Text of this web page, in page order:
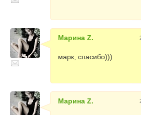
Марина Z.
марк, спасибо)))
Марина Z.